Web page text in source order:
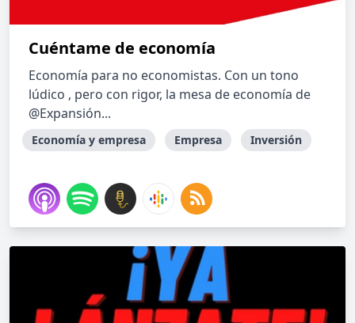
Cuéntame de economía
Economía para no economistas. Con un tono
lúdico , pero con rigor, la mesa de economía de
@Expansión...
Economía y empresa Empresa Inversión